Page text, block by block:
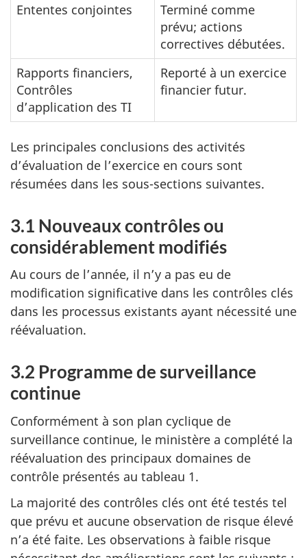
Ententes conjointes
Terminé comme
prévu; actions
correctives débutées.
Rapports financiers,
Contrôles
d’application des TI
Reporté à un exercice
financier futur.
Les principales conclusions des activités
d’évaluation de l’exercice en cours sont
résumées dans les sous-sections suivantes.
3.1 Nouveaux contrôles ou
considérablement modifiés
Au cours de l’année, il n’y a pas eu de
modification significative dans les contrôles clés
dans les processus existants ayant nécessité une
réévaluation.
3.2 Programme de surveillance
continue
Conformément à son plan cyclique de
surveillance continue, le ministère a complété la
réévaluation des principaux domaines de
contrôle présentés au tableau 1.
La majorité des contrôles clés ont été testés tel
que prévu et aucune observation de risque élevé
n’a été faite. Les observations à faible risque